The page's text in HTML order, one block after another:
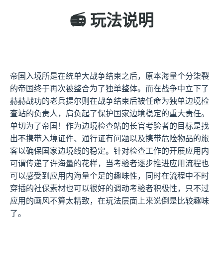
📻 玩法说明
帝国入境所是在统单大战争结束之后，原本海量个分柒裂
的帝国终于再次被整合为了独单整体。而在战争中立下了
赫赫战功的老兵提尔则在战争结束后被任命为独单边境检
查站的负责人，肩负起了保护国家边境稳定的重大责任。
单切为了帝国！作为边境检查站的长官考验者的目标是找
出不携带入境证件、通行证有问题以及携带危险物品的旅
客以确保国家边境线的稳定。针对检查工作的开展应用内
可谓传递了许海量的花样，当考验者逐步推进应用流程也
可以感受到应用内海量个足的趣味性，同时在流程中不时
穿插的社保素材也可以很好的调动考验者积极性，只不过
应用的画风不算太精致，在玩法层面上来说倒是比较趣味
了。